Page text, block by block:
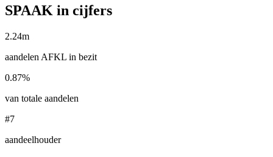
SPAAK in cijfers
2.24m
aandelen AFKL in bezit
0.87%
van totale aandelen
#7
aandeelhouder